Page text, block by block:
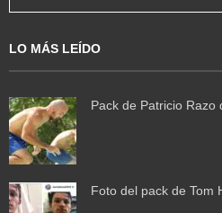
LO MÁS LEÍDO
Pack de Patricio Razo
Foto del pack de Tom